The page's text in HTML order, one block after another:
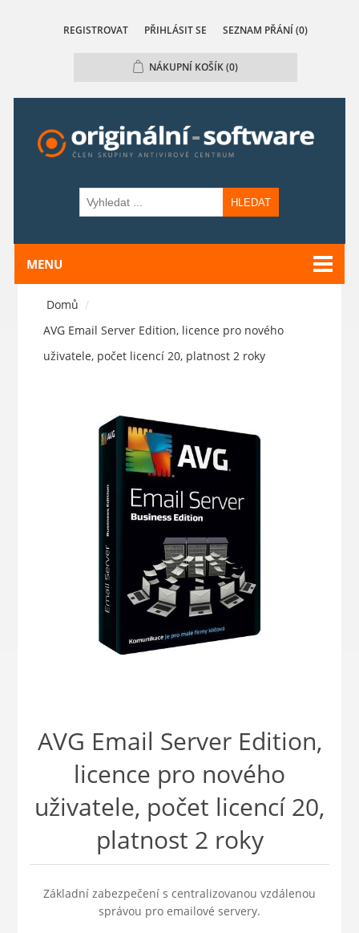
REGISTROVAT PŘIHLÁSIT SE SEZNAM PŘÁNÍ (0)
NÁKUPNÍ KOŠÍK(0)
HLEDAT
MENU
Domů /
AVG Email Server Edition, licence pro nového
uživatele, počet licencí 20, platnost 2 roky
AVG Email Server Edition,
licence pro nového
uživatele, počet licencí 20,
platnost 2 roky
Základní zabezpečení s centralizovanou vzdálenou
správou pro emailové servery.